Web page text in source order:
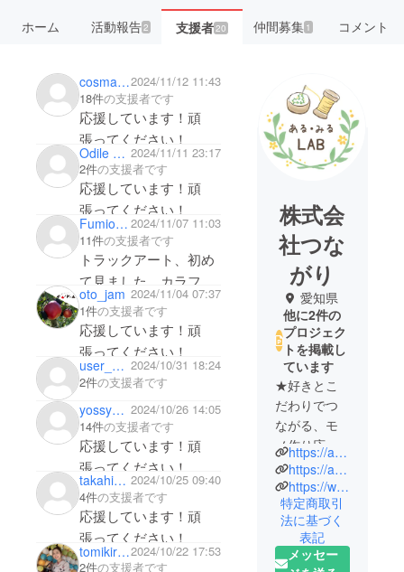
ホーム 活動報告2 支援者 20 仲間募集 1 コメント
cosmamashochan2024/11/12 11:43
18件の支援者です
応援しています！頑
張ってください！
Odile Odile 2024/11/11 23:17
2件の支援者です
応援しています！頑
張ってください！
Fumio Mitani 2024/11/07 11:03
11件の支援者です
トラックアート、初め
て見ました。カラフル
でいいですね。応援し
ています！頑張ってく
ださい！
oto_jam 2024/11/04 07:37
1件の支援者です
応援しています！頑
張ってください！
user_4c1ede3aacc4 2024/10/31 18:24
2件の支援者です
yossy7489 2024/10/26 14:05
14件の支援者です
応援しています！頑
張ってください！
takahiro_nomura 2024/10/25 09:40
4件の支援者です
応援しています！頑
張ってください！
tomikira02282024/10/22 17:53
2件の支援者です
株式会
社つな
がり
愛知県
他に2件の
プロジェク
トを掲載し
ています
★好きとこ
だわりでつ
ながる、モ
ノ作り応
援 サービ
ス ある・
みるです★
私たちは、
国内外の
アーティス
https://arumiru.com/
https://arumiru.com/post/%E3%81%82%E3%82%8B%E3%83%BB%E3%81%BF%E3%82%8Blab
https://www.instagram.com/kodawarizairyo/
特定商取引
法に基づく
表記
メッセー